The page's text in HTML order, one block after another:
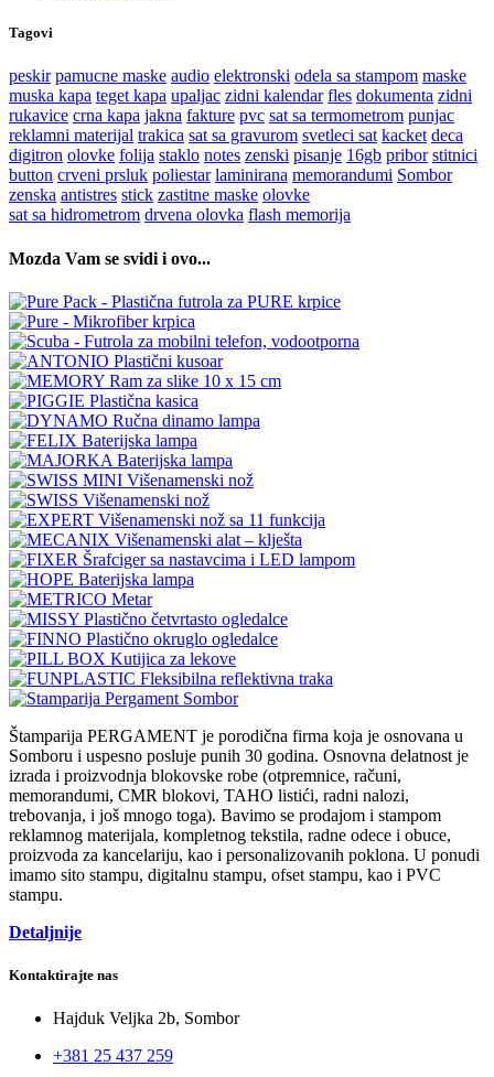
Tagovi
peskir pamucne maske audio elektronski odela sa stampom maske
muska kapa teget kapa upaljac zidni kalendar fles dokumenta zidni
rukavice crna kapa jakna fakture pvc sat sa termometrom punjac
reklamni materijal trakica sat sa gravurom svetleci sat kacket deca
digitron olovke folija staklo notes zenski pisanje 16gb pribor stitnici
button crveni prsluk poliestar laminirana memorandumi Sombor
zenska antistres stick zastitne maske olovke
sat sa hidrometrom drvena olovka flash memorija
Mozda Vam se svidi i ovo...
Štamparija PERGAMENT je porodična firma koja je osnovana u
Somboru i uspesno posluje punih 30 godina. Osnovna delatnost je
izrada i proizvodnja blokovske robe (otpremnice, računi,
memorandumi, CMR blokovi, TAHO listići, radni nalozi,
trebovanja, i još mnogo toga). Bavimo se prodajom i stampom
reklamnog materijala, kompletnog tekstila, radne odece i obuce,
proizvoda za kancelariju, kao i personalizovanih poklona. U ponudi
imamo sito stampu, digitalnu stampu, ofset stampu, kao i PVC
stampu.
Detaljnije
Kontaktirajte nas
Hajduk Veljka 2b, Sombor
+381 25 437 259